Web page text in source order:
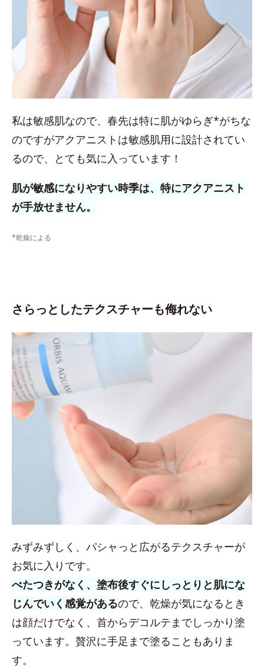
私は敏感肌なので、春先は特に肌がゆらぎ*がちな
のですがアクアニストは敏感肌用に設計されてい
るので、とても気に入っています！
肌が敏感になりやすい時季は、特にアクアニスト
が手放せません。
*乾燥による
さらっとしたテクスチャーも侮れない
みずみずしく、パシャっと広がるテクスチャーが
お気に入りです。
べたつきがなく、塗布後すぐにしっとりと肌にな
じんでいく感覚があるので、乾燥が気になるとき
は顔だけでなく、首からデコルテまでしっかり塗
っています。贅沢に手足まで塗ることもありま
す。